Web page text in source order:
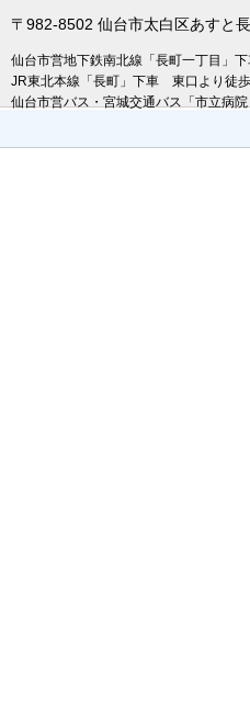
〒982-8502 仙台市太白区あす
仙台市営地下鉄南北線「長町一丁目
JR東北本線「長町」下車 東口より徒
仙台市営バス・宮城交通バス「市立病